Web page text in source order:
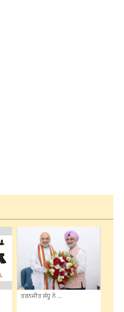
ਤਰਨਜੀਤ ਸੰਧੂ ਨੇ ...